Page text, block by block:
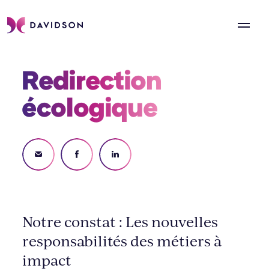
Redirection
écologique
Notre constat : Les nouvelles
responsabilités des métiers à
impact